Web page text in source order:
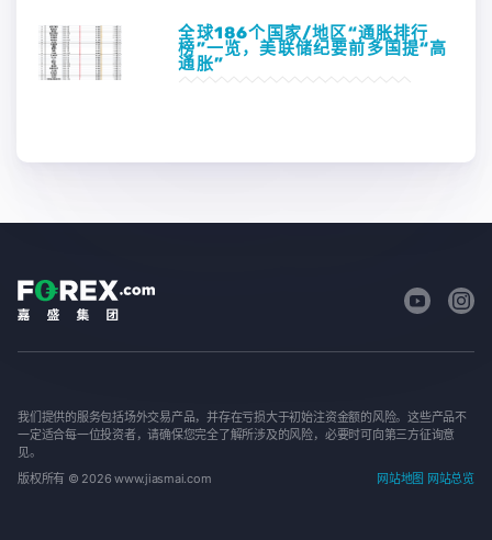
全球186个国家/地区“通胀排行
榜”一览，美联储纪要前多国提“高
通胀”
我们提供的服务包括场外交易产品，并存在亏损大于初始注资金额的风险。这些产品不
一定适合每一位投资者，请确保您完全了解所涉及的风险，必要时可向第三方征询意
见。
版权所有 © 2026 www.jiasmai.com
网站地图 网站总览